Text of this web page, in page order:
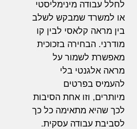
לחלל עבודה מינימליסטי
או למשרד שמבקש לשלב
בין מראה קלאסי לבין קו
מודרני. הבחירה בזכוכית
מאפשרת לשמור על
מראה אלגנטי בלי
להעמיס בפרטים
מיותרים, וזו אחת הסיבות
לכך שהיא מתאימה כל כך
לסביבת עבודה עסקית.